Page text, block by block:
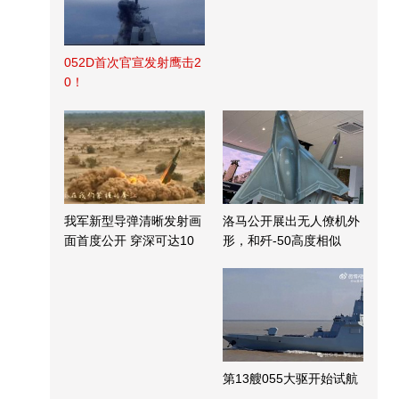
052D首次官宣发射鹰击2
0！
我军新型导弹清晰发射画
面首度公开 穿深可达10
洛马公开展出无人僚机外
形，和歼-50高度相似
第13艘055大驱开始试航